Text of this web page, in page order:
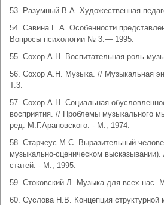
53. Разумный В.А. Художественная
54. Савина Е.А. Особенности
Вопросы психологии № 3.— 1995.
55. Сохор А.Н. Воспитательная роль
56. Сохор А.Н. Музыка. // Музыкальная
Т.3.
57. Сохор А.Н. Социальная
восприятия. // Проблемы музыкального
ред. М.Г.Арановского. - М., 1974.
58. Старчеус М.С. Выразительный
музыкально-сценическом
статей. - М., 1995.
59. Стоковский Л. Музыка для всех нас.
60. Суслова Н.В. Концепция